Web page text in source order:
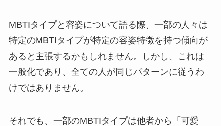
MBTIタイプと容姿について語る際、一部の人々は
特定のMBTIタイプが特定の容姿特徴を持つ傾向が
あると主張するかもしれません。しかし、これは
一般化であり、全ての人が同じパターンに従うわ
けではありません。
それでも、一部のMBTIタイプは他者から「可愛